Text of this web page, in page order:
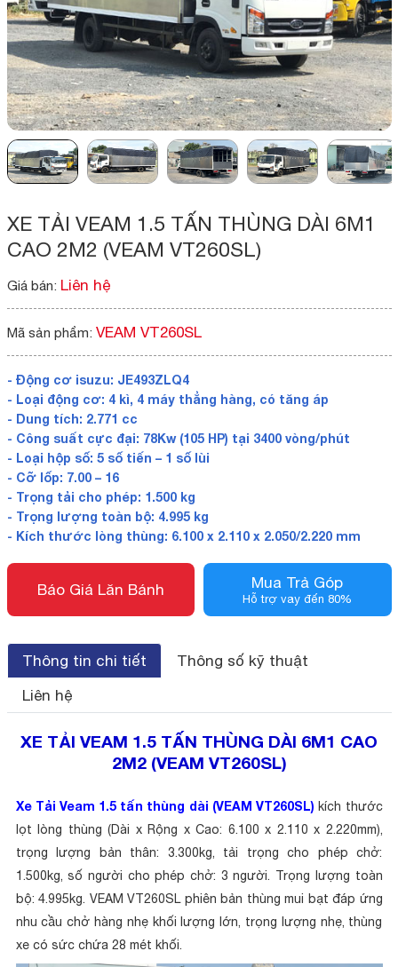
XE TẢI VEAM 1.5 TẤN THÙNG DÀI 6M1
CAO 2M2 (VEAM VT260SL)
Giá bán: Liên hệ
Mã sản phẩm: VEAM VT260SL
- Động cơ isuzu: JE493ZLQ4
- Loại động cơ: 4 kì, 4 máy thẳng hàng, có tăng áp
- Dung tích: 2.771 cc
- Công suất cực đại: 78Kw (105 HP) tại 3400 vòng/phút
- Loại hộp số: 5 số tiến – 1 số lùi
- Cỡ lốp: 7.00 – 16
- Trọng tải cho phép: 1.500 kg
- Trọng lượng toàn bộ: 4.995 kg
- Kích thước lòng thùng: 6.100 x 2.110 x 2.050/2.220 mm
Báo Giá Lăn Bánh Mua Trả Góp
Hỗ trợ vay đến 80%
Thông tin chi tiết
Thông số kỹ thuật
Liên hệ
XE TẢI VEAM 1.5 TẤN THÙNG DÀI 6M1 CAO
2M2 (VEAM VT260SL)
Xe Tải Veam 1.5 tấn thùng dài (VEAM VT260SL) kích thước
lọt lòng thùng (Dài x Rộng x Cao: 6.100 x 2.110 x 2.220mm),
trọng lượng bản thân: 3.300kg, tải trọng cho phép chở:
1.500kg, số người cho phép chở: 3 người. Trọng lượng toàn
bộ: 4.995kg. VEAM VT260SL phiên bản thùng mui bạt đáp ứng
nhu cầu chở hàng nhẹ khối lượng lớn, trọng lượng nhẹ, thùng
xe có sức chứa 28 mét khối.